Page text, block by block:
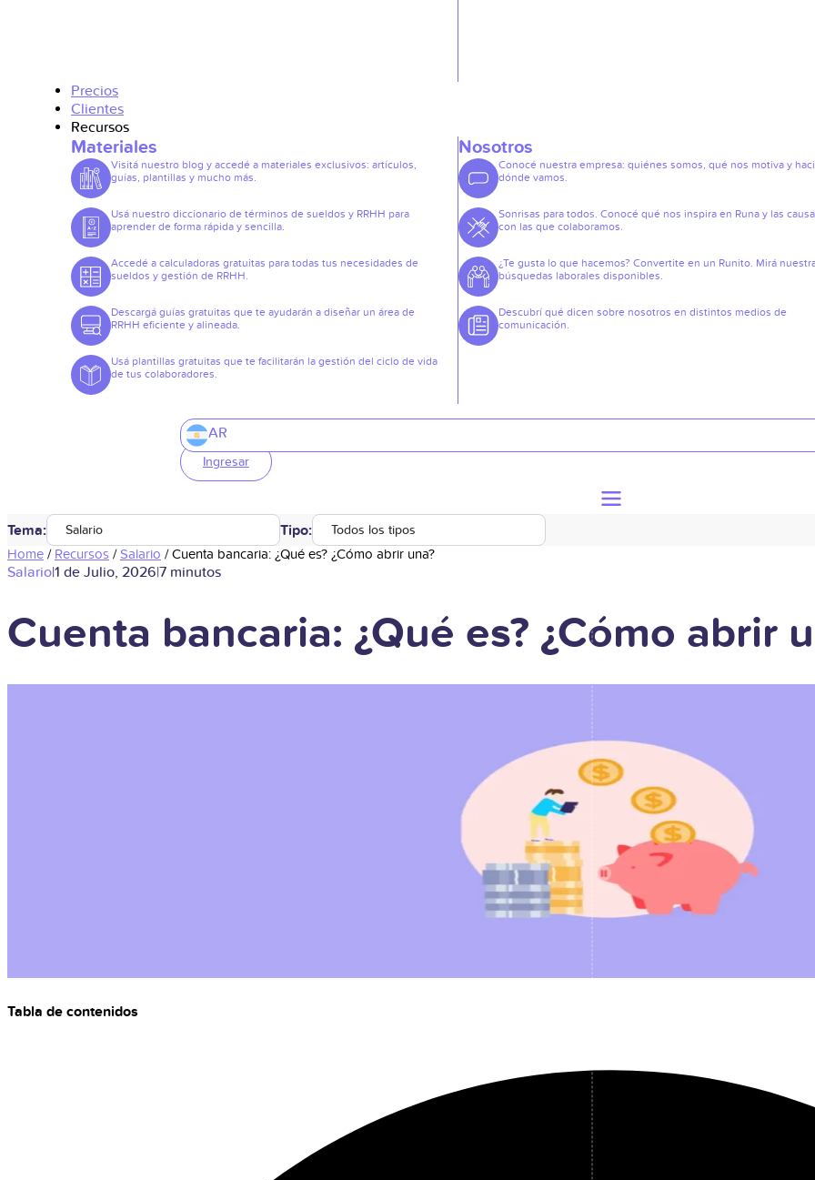
Precios
Clientes
Recursos
Materiales
Visitá nuestro blog y accedé a materiales exclusivos: artículos,
guías, plantillas y mucho más.
Usá nuestro diccionario de términos de sueldos y RRHH para
aprender de forma rápida y sencilla.
Accedé a calculadoras gratuitas para todas tus necesidades de
sueldos y gestión de RRHH.
Descargá guías gratuitas que te ayudarán a diseñar un área de
RRHH eficiente y alineada.
Usá plantillas gratuitas que te facilitarán la gestión del ciclo de vida
de tus colaboradores.
Nosotros
Conocé nuestra empresa: quiénes somos, qué nos motiva y
dónde vamos.
Sonrisas para todos. Conocé qué nos inspira en Runa y las
con las que colaboramos.
¿Te gusta lo que hacemos? Convertite en un Runito. Mirá
búsquedas laborales disponibles.
Descubrí qué dicen sobre nosotros en distintos medios de
comunicación.
AR
Ingresar
Tema: Salario Tipo: Todos los tipos
Home / Recursos /Salario /Cuenta bancaria: ¿Qué es? ¿Cómo abrir una?
Salario|1 de Julio, 2026|7 minutos
Cuenta bancaria: ¿Qué es? ¿Cómo abrir
Tabla de contenidos